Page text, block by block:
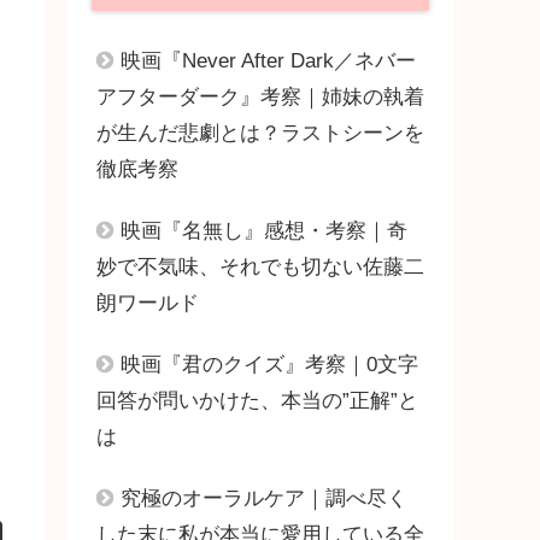
映画『Never After Dark／ネバー
アフターダーク』考察｜姉妹の執着
が生んだ悲劇とは？ラストシーンを
徹底考察
映画『名無し』感想・考察｜奇
妙で不気味、それでも切ない佐藤二
朗ワールド
映画『君のクイズ』考察｜0文字
回答が問いかけた、本当の”正解”と
は
究極のオーラルケア｜調べ尽く
した末に私が本当に愛用している全